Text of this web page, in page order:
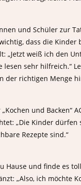
und Schüler zur
dass die Kinder
„Jetzt weiß ich den
lesen sehr hilfreich.“
der richtigen Menge
und
„Die Kinder
Rezepte sind.“
Hause und finde es
„Also, ich